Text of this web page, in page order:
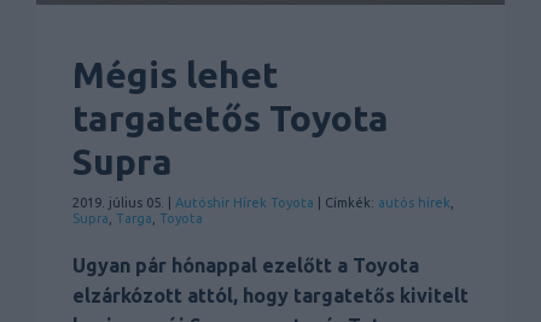
Mégis lehet
targatetős Toyota
Supra
2019. július 05. | Autóshír Hírek Toyota | Címkék: autós hírek
Supra Targa Toyota
Ugyan pár hónappal ezelőtt a Toyota
elzárkózott attól, hogy targatetős kivitelt